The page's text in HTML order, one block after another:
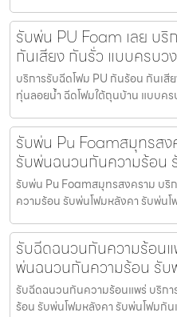
รับพ่น PU Foam เลย บ
กันเสียง กันรั่ว แบบครบว
บริการรับฉีดโฟม PU กันร้อน กันเสี
ทุ่นลอยน้ำ ฉีดโฟมใต้ถุนบ้าน แบบคร
รับพ่น Pu Foamสมุทรส
รับพ่นฉนวนกันความร้อน
รับพ่น Pu Foamสมุทรสงคราม บ
ความร้อน รับพ่นโฟมหลังคา รับพ่นโ
รับฉีดฉนวนกันความร้อน
พ่นฉนวนกันความร้อน รับ
รับฉีดฉนวนกันความร้อนแพร่ บริก
ร้อน รับพ่นโฟมหลังคา รับพ่นโฟมกัน